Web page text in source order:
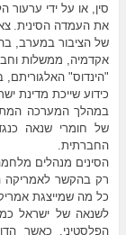
סין, או על ידי ערעור
את העמדה הסינית.
של הציבור במערב,
אקדמיה, ממשלות
"הינדוס" האלגוריתם,
כידוע שייכת מדינת
במהלך המערכה
של חומרי שנאה
החברתית.
הסינים מנהלים
רק בהקשר לאמריקה
כל מה שמייצגת
לשנאה של ישראל
הפלסטיני, כאשר